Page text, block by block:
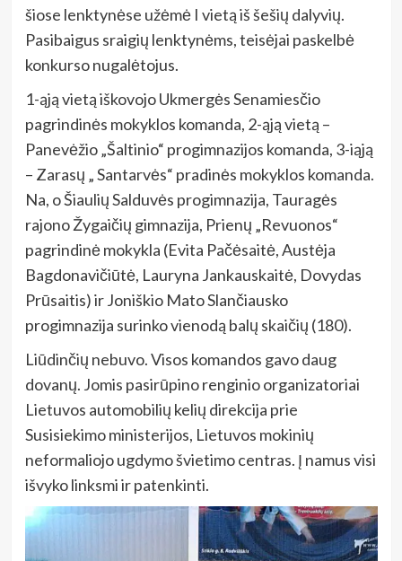
šiose lenktynėse užėmė I vietą iš šešių dalyvių.
Pasibaigus sraigių lenktynėms, teisėjai paskelbė
konkurso nugalėtojus.
1-ąją vietą iškovojo Ukmergės Senamiesčio
pagrindinės mokyklos komanda, 2-ąją vietą –
Panevėžio „Šaltinio“ progimnazijos komanda, 3-iąją
– Zarasų „ Santarvės“ pradinės mokyklos komanda.
Na, o Šiaulių Salduvės progimnazija, Tauragės
rajono Žygaičių gimnazija, Prienų „Revuonos“
pagrindinė mokykla (Evita Pačėsaitė, Austėja
Bagdonavičiūtė, Lauryna Jankauskaitė, Dovydas
Prūsaitis) ir Joniškio Mato Slančiausko
progimnazija surinko vienodą balų skaičių (180).
Liūdinčių nebuvo. Visos komandos gavo daug
dovanų. Jomis pasirūpino renginio organizatoriai
Lietuvos automobilių kelių direkcija prie
Susisiekimo ministerijos, Lietuvos mokinių
neformaliojo ugdymo švietimo centras. Į namus visi
išvyko linksmi ir patenkinti.